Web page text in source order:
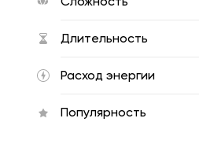
Длительность
Расход энергии
Популярность